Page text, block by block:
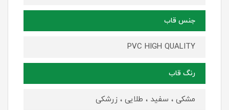
جنس قاب
PVC HIGH QUALITY
رنگ قاب
مشکی ، سفید ، طلایی ، زرشکی